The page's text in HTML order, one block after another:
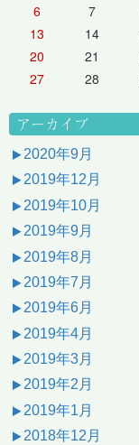
6
7
13
14
20
21
27
28
アーカイブ
2020年9月
2019年12月
2019年10月
2019年9月
2019年8月
2019年7月
2019年6月
2019年4月
2019年3月
2019年2月
2019年1月
2018年12月